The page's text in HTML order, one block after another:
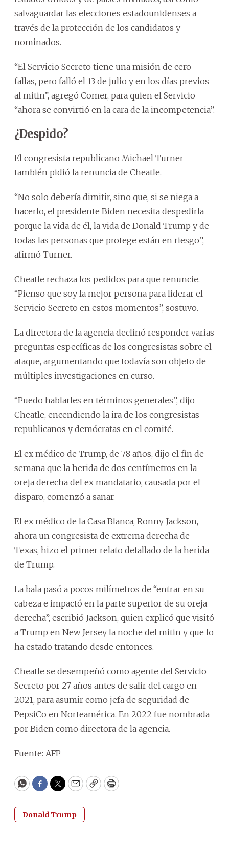
salvaguardar las elecciones estadounidenses a
través de la protección de los candidatos y
nominados.
“El Servicio Secreto tiene una misión de cero
fallas, pero falló el 13 de julio y en los días previos
al mitin”, agregó Comer, para quien el Servicio
“ahora se convirtió en la cara de la incompetencia”.
¿Despido?
El congresista republicano Michael Turner
también pidió la renuncia de Cheatle.
“No solo debería dimitir, sino que, si se niega a
hacerlo, el presidente Biden necesita despedirla
porque la vida de él, la vida de Donald Trump y de
todas las personas que protege están en riesgo”,
afirmó Turner.
Cheatle rechaza los pedidos para que renuncie.
“Pienso que soy la mejor persona para liderar el
Servicio Secreto en estos momentos”, sostuvo.
La directora de la agencia declinó responder varias
preguntas específicas de los congresistas sobre el
ataque, argumentando que todavía son objeto de
múltiples investigaciones en curso.
“Puedo hablarles en términos generales”, dijo
Cheatle, encendiendo la ira de los congresistas
republicanos y demócratas en el comité.
El ex médico de Trump, de 78 años, dijo el fin de
semana que la herida de dos centímetros en la
oreja derecha del ex mandatario, causada por el
disparo, comenzó a sanar.
El ex médico de la Casa Blanca, Ronny Jackson,
ahora un congresista de extrema derecha de
Texas, hizo el primer relato detallado de la herida
de Trump.
La bala pasó a pocos milímetros de “entrar en su
cabeza e impactó en la parte superior de su oreja
derecha”, escribió Jackson, quien explicó que visitó
a Trump en New Jersey la noche del mitin y que lo
ha estado tratando desde entonces.
Cheatle se desempeñó como agente del Servicio
Secreto por 27 años antes de salir del cargo en
2021, para asumir como jefa de seguridad de
PepsiCo en Norteamérica. En 2022 fue nombrada
por Biden como directora de la agencia.
Fuente: AFP
WhatsApp
Facebook
Twitter
EmailCopyPrint
Donald Trump